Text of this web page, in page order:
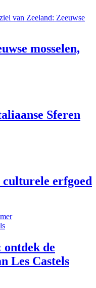
mosselen,
Sferen
erfgoed
de
Les Castels